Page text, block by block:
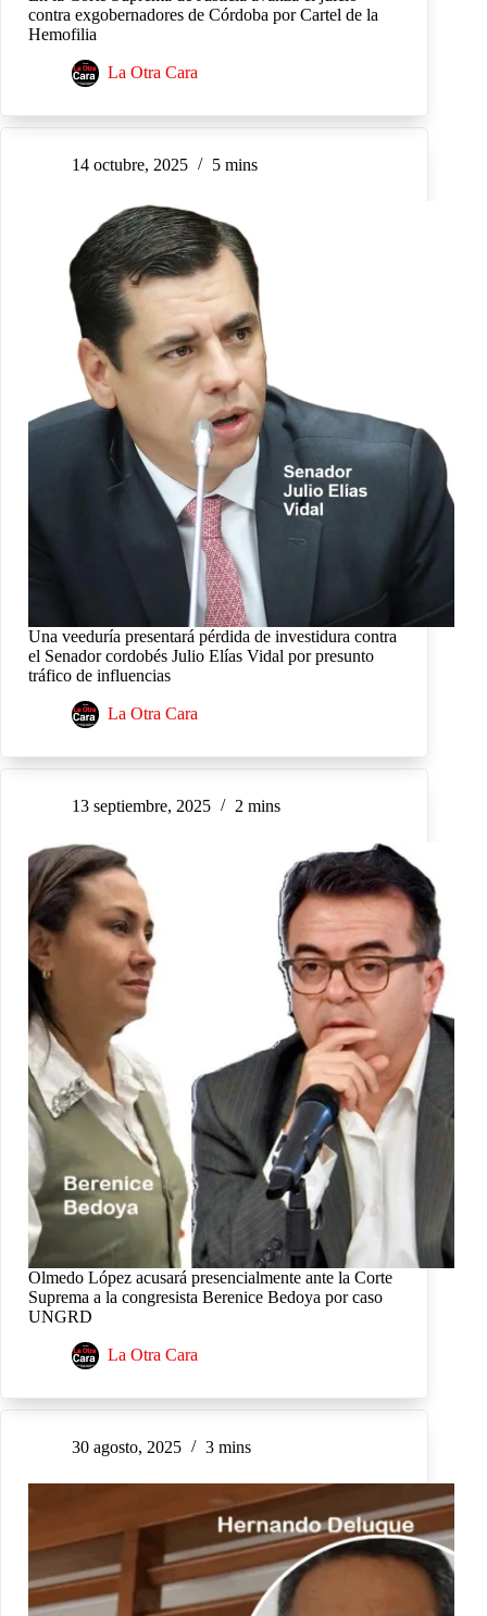
contra exgobernadores de Córdoba por Cartel de la
Hemofilia
La Otra Cara
14 octubre, 2025 5 mins
Una veeduría presentará pérdida de investidura contra
el Senador cordobés Julio Elías Vidal por presunto
tráfico de influencias
La Otra Cara
13 septiembre, 2025 2 mins
Olmedo López acusará presencialmente ante la Corte
Suprema a la congresista Berenice Bedoya por caso
UNGRD
La Otra Cara
30 agosto, 2025 3 mins